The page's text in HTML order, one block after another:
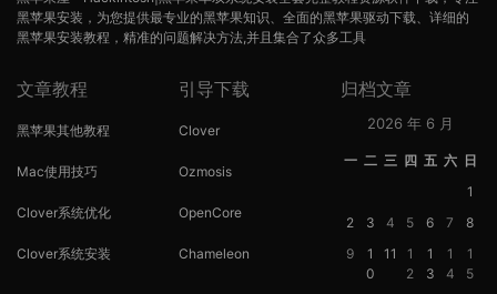
黑苹果安装，为您提供最专业的黑苹果知识、全面的黑苹果驱动下载、详细的
黑苹果安装教程，精准的问题解决方法,并且集合了众多工具
文章教程
黑苹果其他教程
Mac使用技巧
Clover系统优化
Clover系统安装
引导下载
Clover
Ozmosis
OpenCore
Chameleon
归档文章
2026 年 6 月
一 二 三 四 五 六 日
1
2
3 4 5 6 7
8
9
1
0
11
1
2
1
3
1
4
1
5